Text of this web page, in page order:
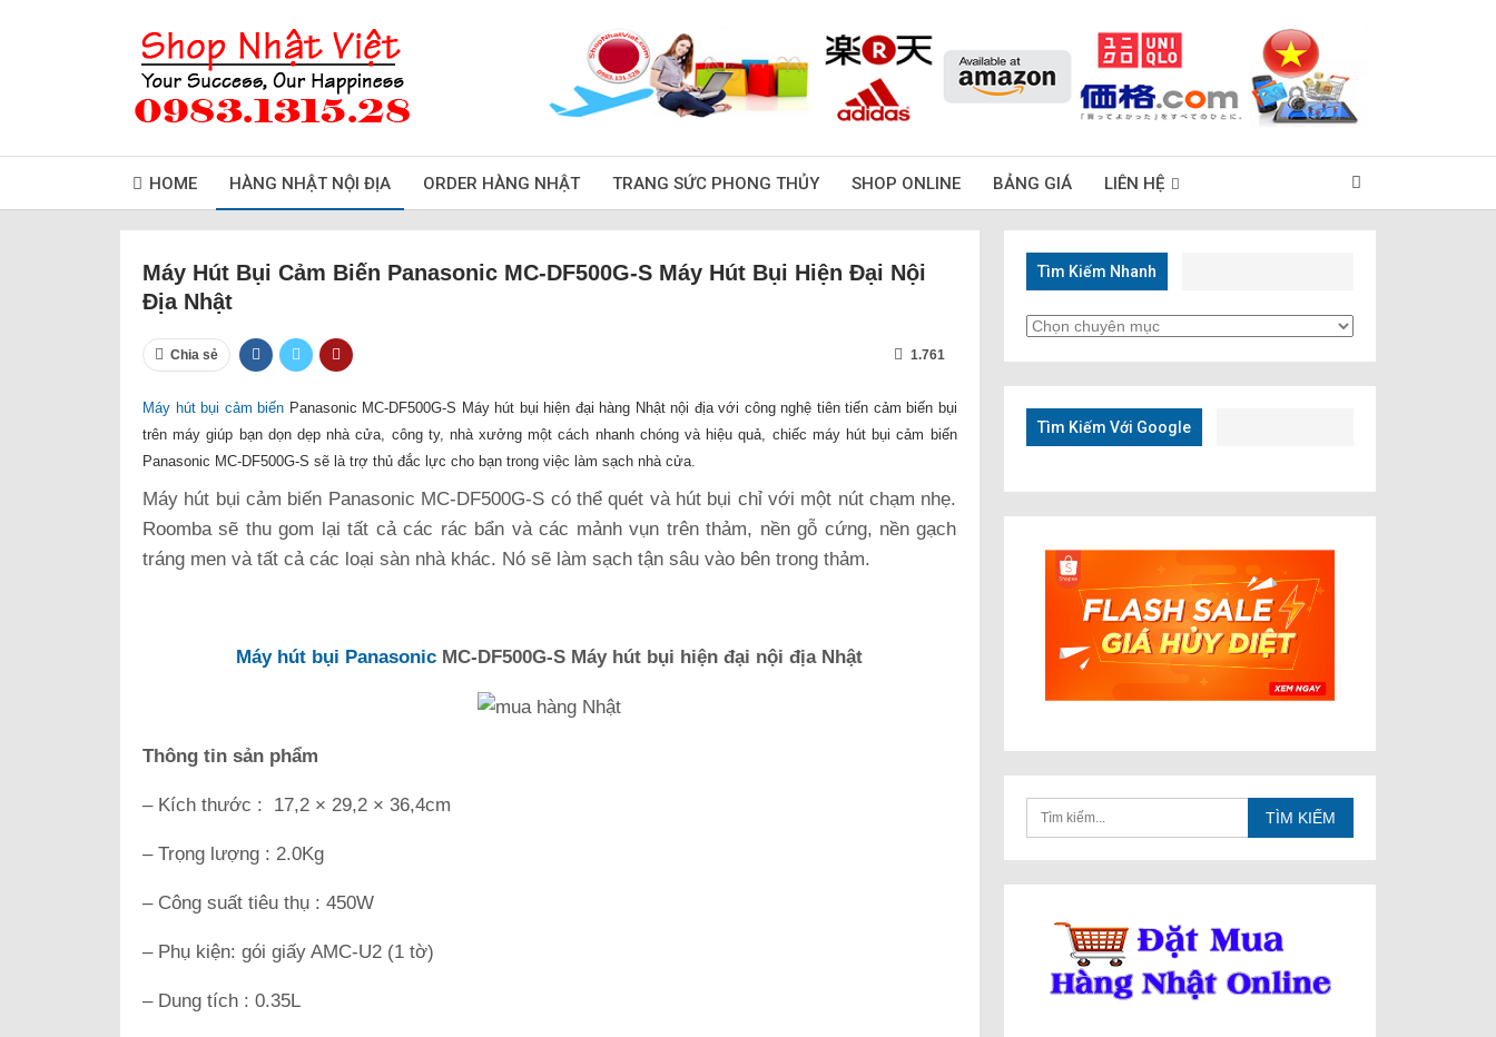
HOME HÀNG NHẬT NỘI ĐỊA ORDER HÀNG NHẬT TRANG SỨC PHONG THỦY SHOP ONLINE BẢNG GIÁ LIÊN HỆ
Máy Hút Bụi Cảm Biến Panasonic MC-DF500G-S Máy Hút Bụi Hiện Đại Nội
Địa Nhật
Chia sẻ 1.761
Máy hút bụi cảm biến Panasonic MC-DF500G-S Máy hút bụi hiện đại hàng Nhật nội địa với công nghệ tiên tiến cảm biến bụi
trên máy giúp bạn dọn dẹp nhà cửa, công ty, nhà xưởng một cách nhanh chóng và hiệu quả, chiếc máy hút bụi cảm biến
Panasonic MC-DF500G-S sẽ là trợ thủ đắc lực cho bạn trong việc làm sạch nhà cửa.
Máy hút bụi cảm biến Panasonic MC-DF500G-S có thể quét và hút bụi chỉ với một nút chạm nhẹ.
Roomba sẽ thu gom lại tất cả các rác bẩn và các mảnh vụn trên thảm, nền gỗ cứng, nền gạch
tráng men và tất cả các loại sàn nhà khác. Nó sẽ làm sạch tận sâu vào bên trong thảm.
Máy hút bụi Panasonic MC-DF500G-S Máy hút bụi hiện đại nội địa Nhật
Thông tin sản phẩm
– Kích thước : 17,2 × 29,2 × 36,4cm
– Trọng lượng : 2.0Kg
– Công suất tiêu thụ : 450W
– Phụ kiện: gói giấy AMC-U2 (1 tờ)
– Dung tích : 0.35L
Tìm Kiếm Nhanh
Tìm
Tìm Kiếm Với Google